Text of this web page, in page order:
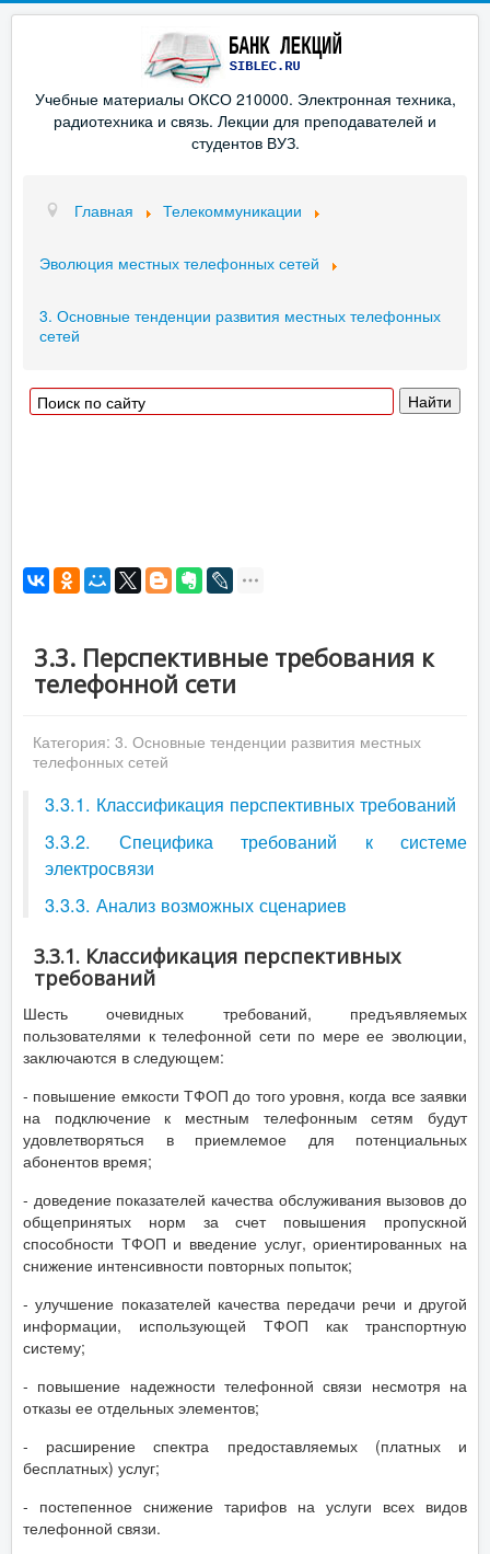
Учебные материалы ОКСО 210000. Электронная техника,
радиотехника и связь. Лекции для преподавателей и
студентов ВУЗ.
Главная Телекоммуникации
Эволюция местных телефонных сетей
3. Основные тенденции развития местных телефонных
сетей
3.3. Перспективные требования к
телефонной сети
Категория: 3. Основные тенденции развития местных
телефонных сетей
3.3.1. Классификация перспективных требований
3.3.2. Специфика требований к системе
электросвязи
3.3.3. Анализ возможных сценариев
3.3.1. Классификация перспективных
требований
Шесть очевидных требований, предъявляемых
пользователями к телефонной сети по мере ее эволюции,
заключаются в следующем:
- повышение емкости ТФОП до того уровня, когда все заявки
на подключение к местным телефонным сетям будут
удовлетворяться в приемлемое для потенциальных
абонентов время;
- доведение показателей качества обслуживания вызовов до
общепринятых норм за счет повышения пропускной
способности ТФОП и введение услуг, ориентированных на
снижение интенсивности повторных попыток;
- улучшение показателей качества передачи речи и другой
информации, использующей ТФОП как транспортную
систему;
- повышение надежности телефонной связи несмотря на
отказы ее отдельных элементов;
- расширение спектра предоставляемых (платных и
бесплатных) услуг;
- постепенное снижение тарифов на услуги всех видов
телефонной связи.